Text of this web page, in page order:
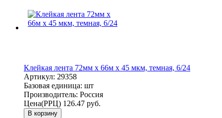
Клейкая лента 72мм х 66м х 45 мкм, темная, 6/24
Артикул: 29358
Базовая единица: шт
Производитель: Россия
Цена(РРЦ) 126.47 руб.
В корзину